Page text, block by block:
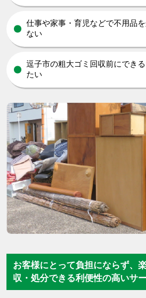
仕事や家事・育児などで不用品
ない
逗子市の粗大ゴミ回収前にでき
たい
お客様にとって負担にならず、
収・処分できる利便性の高いサ